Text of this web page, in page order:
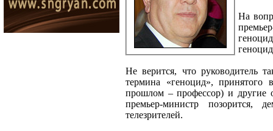
На
Не верится, что руководитель
термина «геноцид»,
прошлом – профессор) и другие
премьер-министр позорится,
телезрителей.